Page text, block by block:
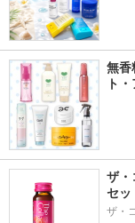
無香
ト
ザ・
セッ
ザ・